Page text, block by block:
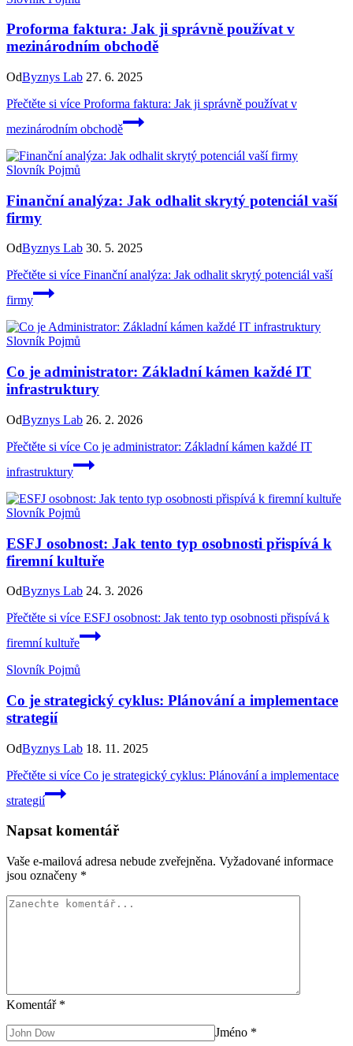
Proforma faktura: Jak ji správně používat v
mezinárodním obchodě
OdByznys Lab 27. 6. 2025
Přečtěte si více Proforma faktura: Jak ji správně používat v
mezinárodním obchodě
Slovník Pojmů
Finanční analýza: Jak odhalit skrytý potenciál vaší
firmy
OdByznys Lab 30. 5. 2025
Přečtěte si více Finanční analýza: Jak odhalit skrytý potenciál vaší
firmy
Slovník Pojmů
Co je administrator: Základní kámen každé IT
infrastruktury
OdByznys Lab 26. 2. 2026
Přečtěte si více Co je administrator: Základní kámen každé IT
infrastruktury
Slovník Pojmů
ESFJ osobnost: Jak tento typ osobnosti přispívá k
firemní kultuře
OdByznys Lab 24. 3. 2026
Přečtěte si více ESFJ osobnost: Jak tento typ osobnosti přispívá k
firemní kultuře
Slovník Pojmů
Co je strategický cyklus: Plánování a implementace
strategií
OdByznys Lab 18. 11. 2025
Přečtěte si více Co je strategický cyklus: Plánování a implementace
strategií
Napsat komentář
Vaše e-mailová adresa nebude zveřejněna. Vyžadované informace
jsou označeny *
Komentář *
Jméno *